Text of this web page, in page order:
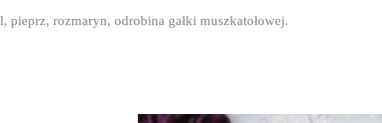
pieprz, rozmaryn, odrobina gałki muszkatołowej.